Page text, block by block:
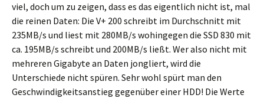
viel, doch um zu zeigen, dass es das eigentlich nicht ist, mal
die reinen Daten: Die V+ 200 schreibt im Durchschnitt mit
235MB/s und liest mit 280MB/s wohingegen die SSD 830 mit
ca. 195MB/s schreibt und 200MB/s ließt. Wer also nicht mit
mehreren Gigabyte an Daten jongliert, wird die
Unterschiede nicht spüren. Sehr wohl spürt man den
Geschwindigkeitsanstieg gegenüber einer HDD! Die Werte